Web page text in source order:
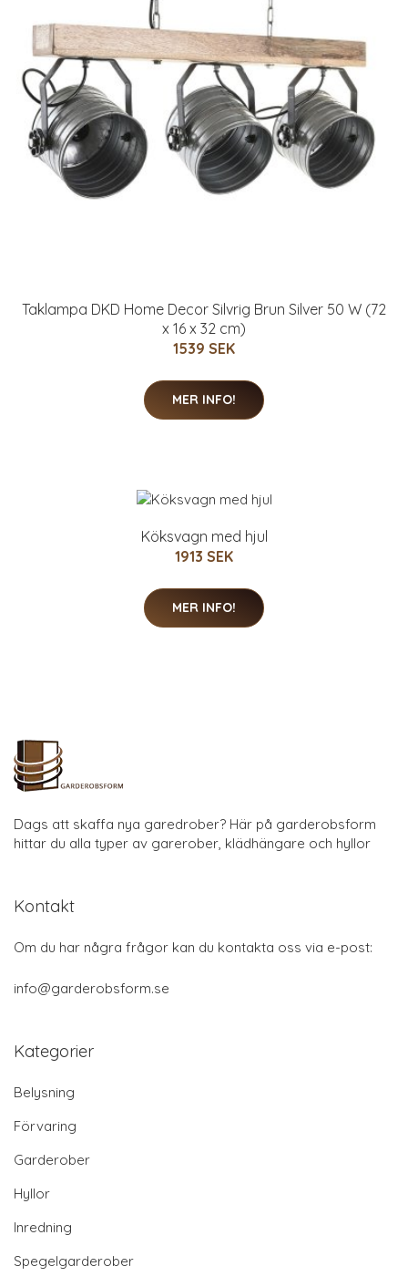
Taklampa DKD Home Decor Silvrig Brun Silver 50 W (72
x 16 x 32 cm)
1539 SEK
MER INFO!
Köksvagn med hjul
1913 SEK
MER INFO!
Dags att skaffa nya garedrober? Här på garderobsform
hittar du alla typer av garerober, klädhängare och hyllor
Kontakt
Om du har några frågor kan du kontakta oss via e-post:
info@garderobsform.se
Kategorier
Belysning
Förvaring
Garderober
Hyllor
Inredning
Spegelgarderober